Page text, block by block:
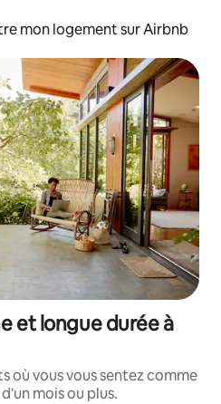
mon logement sur Airbnb
et longue durée à
où vous vous sentez comme
mois ou plus.